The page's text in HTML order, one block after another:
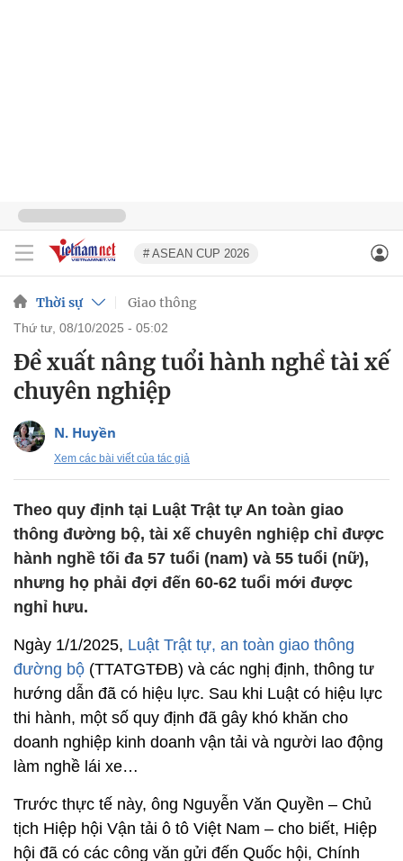
# ASEAN CUP 2026
Thời sự Giao thông
thứ tư, 08/10/2025 - 05:02
Đề xuất nâng tuổi hành nghề tài xế
chuyên nghiệp
N. Huyền
Xem các bài viết của tác giả
Theo quy định tại Luật Trật tự An toàn giao
thông đường bộ, tài xế chuyên nghiệp chỉ được
hành nghề tối đa 57 tuổi (nam) và 55 tuổi (nữ),
nhưng họ phải đợi đến 60-62 tuổi mới được
nghỉ hưu.
Ngày 1/1/2025, Luật Trật tự, an toàn giao thông
đường bộ (TTATGTĐB) và các nghị định, thông tư
hướng dẫn đã có hiệu lực. Sau khi Luật có hiệu lực
thi hành, một số quy định đã gây khó khăn cho
doanh nghiệp kinh doanh vận tải và người lao động
làm nghề lái xe…
Trước thực tế này, ông Nguyễn Văn Quyền – Chủ
tịch Hiệp hội Vận tải ô tô Việt Nam – cho biết, Hiệp
hội đã có các công văn gửi đến Quốc hội, Chính